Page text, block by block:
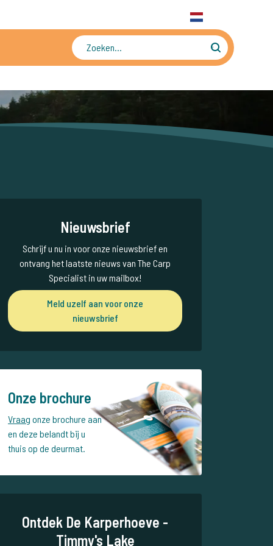
Nieuwsbrief
Schrijf u nu in voor onze nieuwsbrief en
ontvang het laatste nieuws van The Carp
Specialist in uw mailbox!
Meld uzelf aan voor onze
nieuwsbrief
Onze brochure
Vraag onze brochure aan
en deze belandt bij u
thuis op de deurmat.
Ontdek De Karperhoeve -
Timmy's Lake